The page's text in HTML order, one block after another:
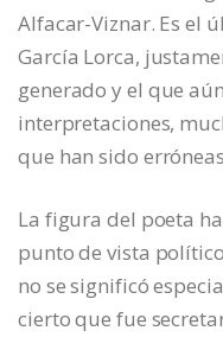
Alfacar-Viznar. Es el
García Lorca,
generado y el que
interpretaciones,
que han sido
La figura del poeta
punto de vista
no se significó
cierto que fue